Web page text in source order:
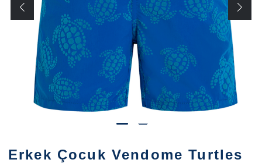
Erkek Çocuk Vendome Turtles